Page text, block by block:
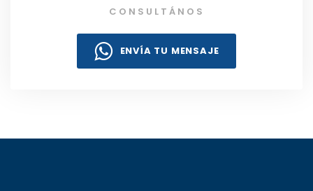
CONSULTÁNOS
ENVÍA TU MENSAJE